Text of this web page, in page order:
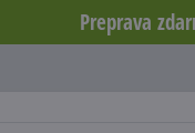
Preprava